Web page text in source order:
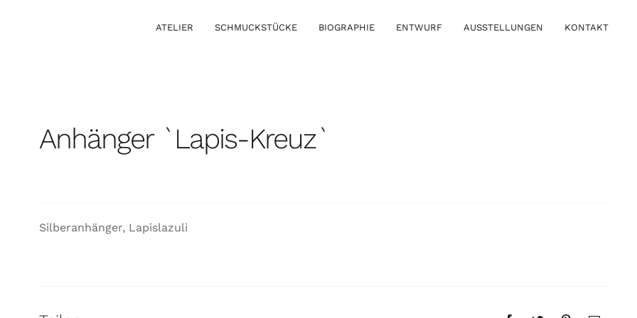
ATELIER SCHMUCKSTÜCKE
Ansteckschmuck
BIOGRAPHIE ENTWURF AUSSTELLUNGEN KONTAKT
Anhänger `Lapis-Kreuz`
Silberanhänger, Lapislazuli